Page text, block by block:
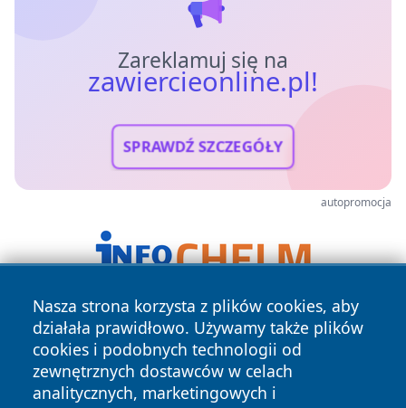
Zareklamuj się na
zawiercieonline.pl!
SPRAWDŹ SZCZEGÓŁY
autopromocja
Nasza strona korzysta z plików cookies, aby
działała prawidłowo. Używamy także plików
cookies i podobnych technologii od
zewnętrznych dostawców w celach
analitycznych, marketingowych i